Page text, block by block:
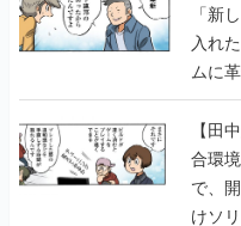
「新
入れ
ムに
のい
【田
合環
で、
けソ